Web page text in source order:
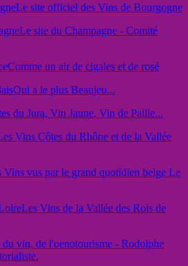
Le site officiel des Vins de Bourgogne
Le site du Champagne - Comité
Comme un air de cigales et de rosé
Qui a le plus Beaujeu...
du Jura, Vin Jaune, Vin de Paille...
Vins Côtes du Rhône et de la Vallée
Vins vus par le grand quotidien belge Le
Les Vins de la Vallée des Rois de
du vin, de l'oenotourisme - Rodolphe